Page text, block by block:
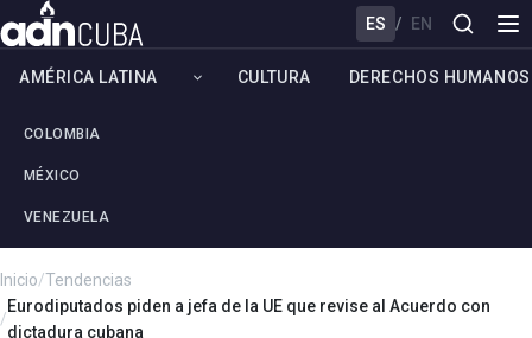
ES / EN
AMÉRICA LATINA
COLOMBIA
MÉXICO
VENEZUELA
CULTURA DERECHOS HUMANOS
Inicio/Tendencias
/
Eurodiputados piden a jefa de la UE que revise al Acuerdo con
dictadura cubana